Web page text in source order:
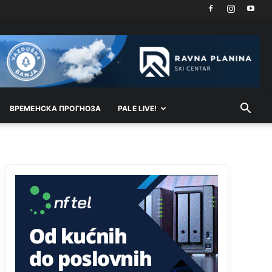
ВРEМEНСКА ПРОГНОЗА PALE LIVE!
pomoćnike (koji zapravo glasaju po nalogu
političkih partija, a ne po želji birača).
Анонимно2818605 11:28
BiH, u Bosni i Hercegovini je 1.229.972 građana
stanovništva starijeg od 10 godina
tehnologijama, čak 33,4% domaćinstava u BiH
uopšte nema pristup računaru bilo koje vrste
(desktop, laptop ili tablet
Анонимно2818605
11:34
Najveći dio populacije starije od 65 godina
uopšte ne koristi internet, niti ima pristup
računarima